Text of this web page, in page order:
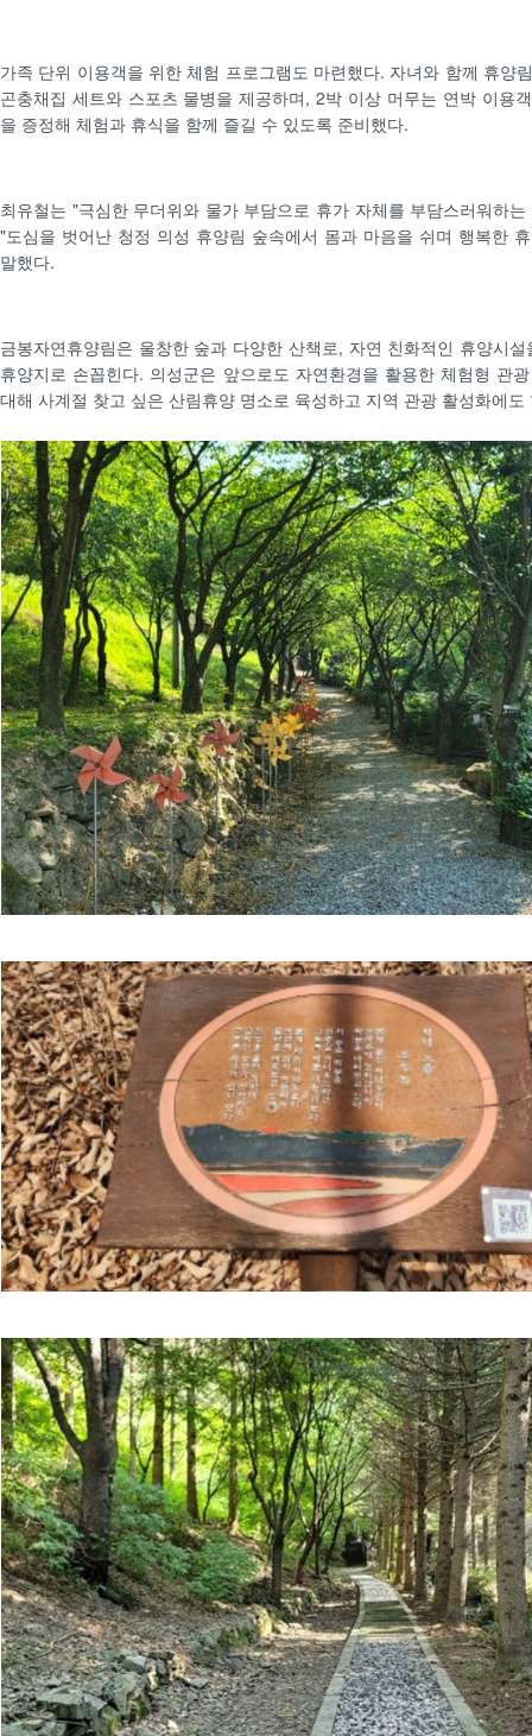
가족 단위 이용객을 위한 체험 프로그램도 마련했다. 자녀와 함께 휴양
곤충채집 세트와 스포츠 물병을 제공하며, 2박 이상 머무는 연박 이용
을 증정해 체험과 휴식을 함께 즐길 수 있도록 준비했다.
최유철는 "극심한 무더위와 물가 부담으로 휴가 자체를 부담스러워하
"도심을 벗어난 청정 의성 휴양림 숲속에서 몸과 마음을 쉬며 행복한
말했다.
금봉자연휴양림은 울창한 숲과 다양한 산책로, 자연 친화적인 휴양시
휴양지로 손꼽힌다. 의성군은 앞으로도 자연환경을 활용한 체험형 관
대해 사계절 찾고 싶은 산림휴양 명소로 육성하고 지역 관광 활성화에